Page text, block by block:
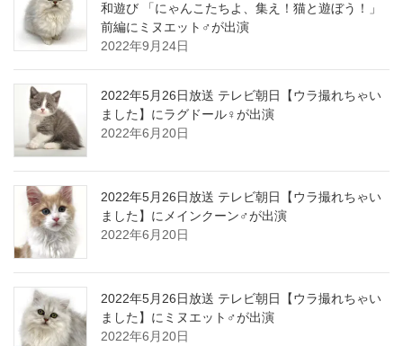
和遊び 「にゃんこたちよ、集え！猫と遊ぼう！」
前編にミヌエット♂が出演
2022年9月24日
2022年5月26日放送 テレビ朝日【ウラ撮れちゃい
ました】にラグドール♀が出演
2022年6月20日
2022年5月26日放送 テレビ朝日【ウラ撮れちゃい
ました】にメインクーン♂が出演
2022年6月20日
2022年5月26日放送 テレビ朝日【ウラ撮れちゃい
ました】にミヌエット♂が出演
2022年6月20日